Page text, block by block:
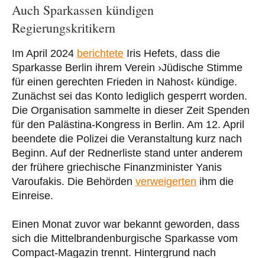
Auch Sparkassen kündigen
Regierungskritikern
Im April 2024 berichtete Iris Hefets, dass die
Sparkasse Berlin ihrem Verein ›Jüdische Stimme
für einen gerechten Frieden in Nahost‹ kündige.
Zunächst sei das Konto lediglich gesperrt worden.
Die Organisation sammelte in dieser Zeit Spenden
für den Palästina-Kongress in Berlin. Am 12. April
beendete die Polizei die Veranstaltung kurz nach
Beginn. Auf der Rednerliste stand unter anderem
der frühere griechische Finanzminister Yanis
Varoufakis. Die Behörden verweigerten ihm die
Einreise.
Einen Monat zuvor war bekannt geworden, dass
sich die Mittelbrandenburgische Sparkasse vom
Compact-Magazin trennt. Hintergrund nach